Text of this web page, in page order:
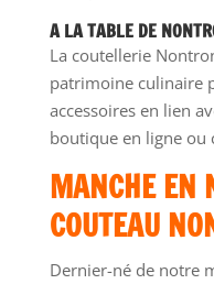
A LA TABLE DE
La coutellerie
patrimoine culinaire
accessoires en lien
boutique en ligne ou
MANCHE EN
COUTEAU
Dernier-né de notre